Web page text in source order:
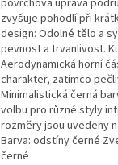
zvyšuje pohodlí při
design: Odolné tělo a
pevnost a trvanlivost.
Aerodynamická horní
charakter, zatímco
Minimalistická černá
volbu pro různé styly
rozměry jsou uvedeny
Barva: odstíny černé
černé